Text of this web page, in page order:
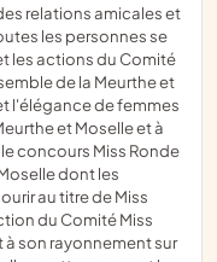
les personnes se
les actions du Comité
de la Meurthe et
l'élégance de femmes
et Moselle et à
concours Miss Ronde
dont les
au titre de Miss
du Comité Miss
à son rayonnement sur